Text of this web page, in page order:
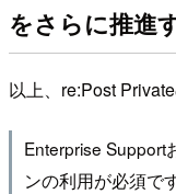
をさらに推進
以上、re:Post
Enterprise Support
ンの利用が必須です